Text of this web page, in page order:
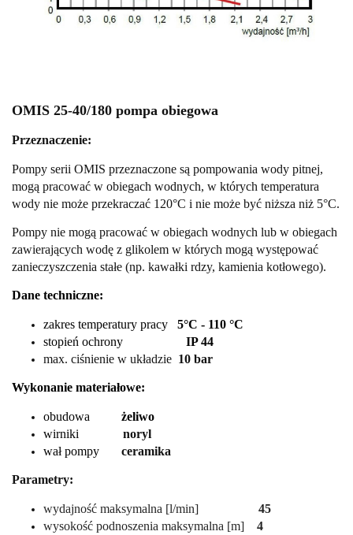
OMIS 25-40/180 pompa obiegowa
Przeznaczenie:
Pompy serii OMIS przeznaczone są pompowania wody pitnej,
mogą pracować w obiegach wodnych, w których temperatura
wody nie może przekraczać 120°C i nie może być niższa niż 5°C.
Pompy nie mogą pracować w obiegach wodnych lub w obiegach
zawierających wodę z glikolem w których mogą występować
zanieczyszczenia stałe (np. kawałki rdzy, kamienia kotłowego).
Dane techniczne:
zakres temperatury pracy 5°C - 110 °C
stopień ochrony IP 44
max. ciśnienie w układzie 10 bar
Wykonanie materiałowe:
obudowa żeliwo
wirniki
noryl
wał pompy
ceramika
Parametry:
wydajność maksymalna [l/min]
45
wysokość podnoszenia maksymalna [m] 4